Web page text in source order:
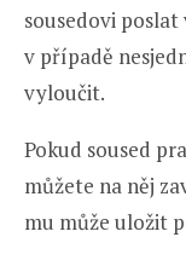
sousedovi
v případě
vyloučit.
Pokud soused
můžete na něj
mu může uložit